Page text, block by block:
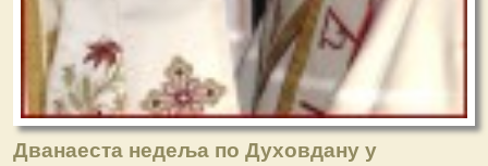
Дванаеста недеља по Духовдану у